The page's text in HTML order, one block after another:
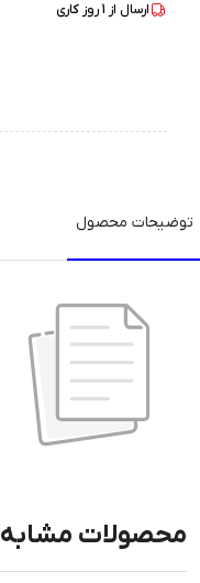
ارسال از 1روز کاری
توضیحات محصول
محصولات مشابه